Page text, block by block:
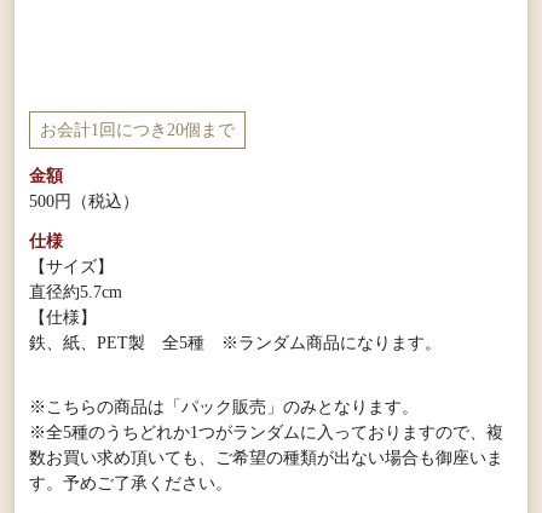
お会計1回につき20個まで
金額
500円
（税込）
仕様
【サイズ】
直径約5.7cm
【仕様】
鉄、紙、PET製 全5種 ※ランダム商品になります。
※こちらの商品は「パック販売」のみとなります。
※全5種のうちどれか1つがランダムに入っておりますので、複
数お買い求め頂いても、ご希望の種類が出ない場合も御座いま
す。予めご了承ください。